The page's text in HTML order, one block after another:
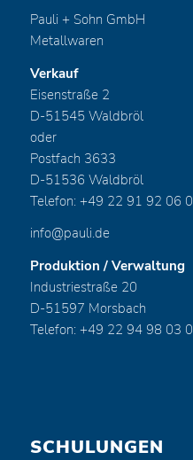
Pauli + Sohn GmbH
Metallwaren
Verkauf
Eisenstraße 2
D-51545 Waldbröl
oder
Postfach 3633
D-51536 Waldbröl
Telefon: +49 22 91 92 06 0
info@pauli.de
Produktion / Verwaltung
Industriestraße 20
D-51597 Morsbach
Telefon: +49 22 94 98 03 0
SCHULUNGEN